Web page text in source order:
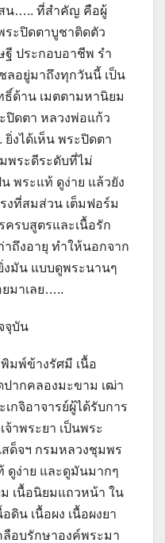
น….. ที่สำคัญ คือผู้
ระปิดตาบูชาติดตัว
ฐี ประกอบอาชีพ รำ
ลอยู่มาถึงทุกวันนี้ เป็น
ด้าน เมตตามหานิยม
ปิดตา หลวงพ่อแก้ว
งได้เห็น พระปิดตา
พระดีระดับที่ไม่
พระแท้ ดูง่าย แล้วยัง
งที่สมส่วน เต็มฟอร์ม
รบสูตรและเนื้อรัก
าถึงอายุ ทำให้นอกจาก
งมัน แบบดูพระนานๆ
มาเลย…..
มพ์ข้างรัศมี เนื้อ
ปากคลองมะขาม เฒ่า
กจิอาจารย์ผู้ได้รับการ
จ้าพระยา เป็นพระ
ด็จฯ กรมหลวงชุมพร
ดูง่าย และดูมันมากๆ
เนื้อนิยมแถวหน้า ใน
ดิน เนื้อผง เนื้อผงยา
อบรักษาองค์พระมา